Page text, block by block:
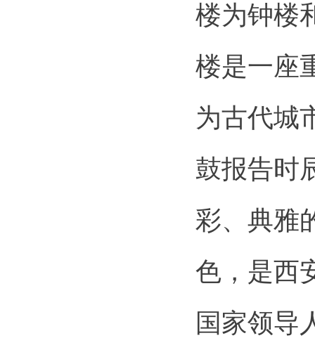
楼为钟楼
楼是一座
为古代城
鼓报告时
彩、典雅
色，是西
国家领导